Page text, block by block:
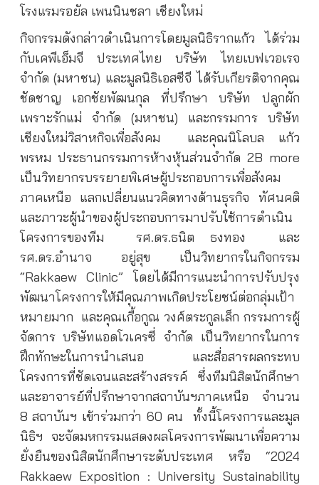
โรงแรมรอยัล เพนนินชลา เชียงใหม่
กิจกรรมดังกล่าวดำเนินการโดยมูลนิธิรากแก้ว ได้ร่วม
กับเคพีเอ็มจี ประเทศไทย บริษัท ไทยเบฟเวอเรจ
จำกัด (มหาชน) และมูลนิธิเอสซีจี ได้รับเกียรติจากคุณ
ชัดชาญ เอกชัยพัฒนกุล ที่ปรึกษา บริษัท ปลูกผัก
เพราะรักแม่ จำกัด (มหาชน) และกรรมการ บริษัท
เชียงใหม่วิสาหกิจเพื่อสังคม
และคุณนิโลบล แก้ว
พรหม ประธานกรรมการห้างหุ้นส่วนจำกัด 2B more
เป็นวิทยากรบรรยายพิเศษผู้ประกอบการเพื่อสังคม
ภาคเหนือ แลกเปลี่ยนแนวคิดทางด้านธุรกิจ ทัศนคติ
และภาวะผู้นำของผู้ประกอบการมาปรับใช้การดำเนิน
โครงการของทีม
รศ.ดร.ธนิต ธงทอง
และ
รศ.ดร.อำนาจ อยู่สุข เป็นวิทยากรในกิจกรรม
“Rakkaew Clinic” โดยได้มีการแนะนำการปรับปรุง
พัฒนาโครงการให้มีคุณภาพเกิดประโยชน์ต่อกลุ่มเป้า
หมายมาก และคุณเกื้อกูณ วงศ์ตระกูลเล็ก กรรมการผู้
จัดการ บริษัทแอดโวเครซี่ จํากัด เป็นวิทยากรในการ
ฝึกทักษะในการนำเสนอ
และสื่อสารผลกระทบ
โครงการที่ชัดเจนและสร้างสรรค์ ซึ่งทีมนิสิตนักศึกษา
และอาจารย์ที่ปรึกษาจากสถาบันฯภาคเหนือ จำนวน
8 สถาบันฯ เข้าร่วมกว่า 60 คน
ทั้งนี้โครงการและมูล
นิธิฯ จะจัดมหกรรมแสดงผลโครงการพัฒนาเพื่อความ
ยั่งยืนของนิสิตนักศึกษาระดับประเทศ หรือ “2024
Rakkaew Exposition : University Sustainability